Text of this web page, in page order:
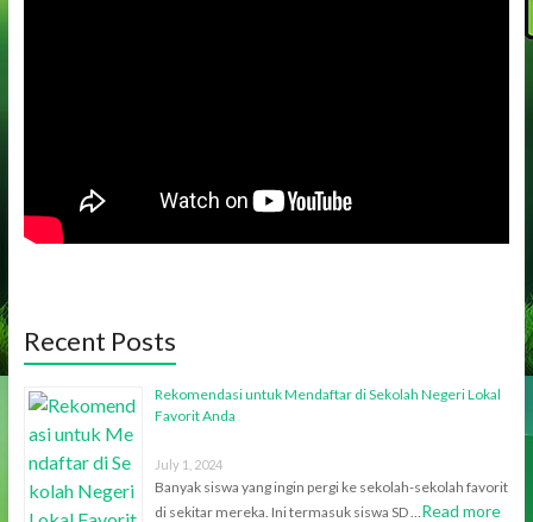
Recent Posts
Rekomendasi untuk Mendaftar di Sekolah Negeri Lokal
Favorit Anda
July 1, 2024
Banyak siswa yang ingin pergi ke sekolah-sekolah favorit
di sekitar mereka. Ini termasuk siswa SD …Read more